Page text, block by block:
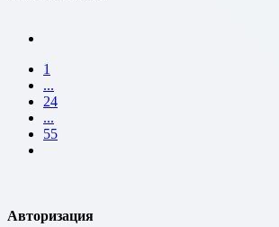
1
...
24
...
55
Авторизация